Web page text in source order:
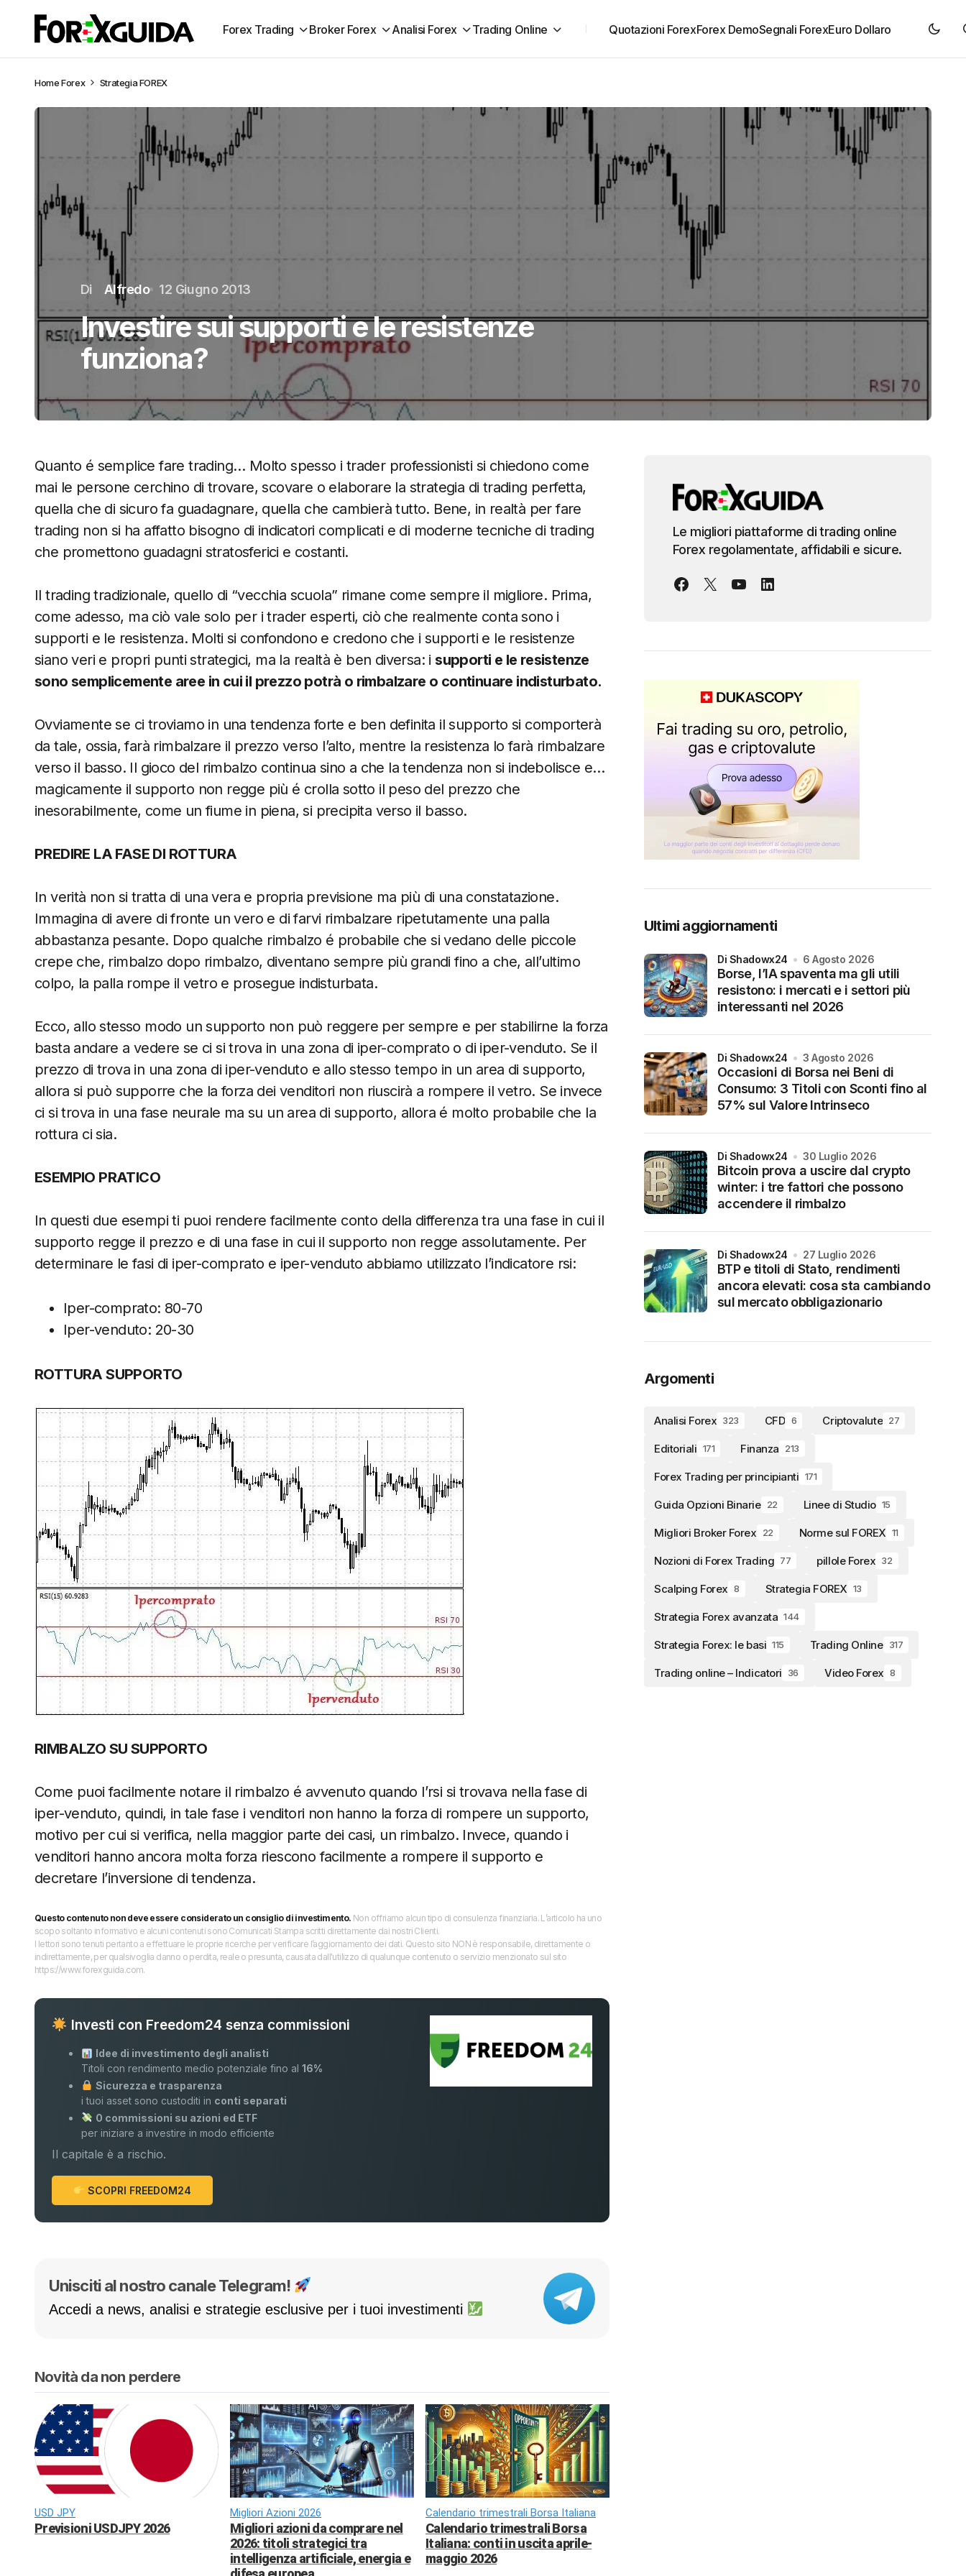
Forex Trading Broker Forex Analisi Forex Trading Online Quotazioni ForexForex DemoSegnali ForexEuro Dollaro
HomeForex Strategia FOREX
Di Alfredo 12 Giugno 2013
Investire sui supporti e le resistenze
funziona?
Quanto é semplice fare trading… Molto spesso i trader professionisti si chiedono come
mai le persone cerchino di trovare, scovare o elaborare la strategia di trading perfetta,
quella che di sicuro fa guadagnare, quella che cambierà tutto. Bene, in realtà per fare
trading non si ha affatto bisogno di indicatori complicati e di moderne tecniche di trading
che promettono guadagni stratosferici e costanti.
Il trading tradizionale, quello di “vecchia scuola” rimane come sempre il migliore. Prima,
come adesso, ma ciò vale solo per i trader esperti, ciò che realmente conta sono i
supporti e le resistenza. Molti si confondono e credono che i supporti e le resistenze
siano veri e propri punti strategici, ma la realtà è ben diversa: i supporti e le resistenze
sono semplicemente aree in cui il prezzo potrà o rimbalzare o continuare indisturbato.
Ovviamente se ci troviamo in una tendenza forte e ben definita il supporto si comporterà
da tale, ossia, farà rimbalzare il prezzo verso l’alto, mentre la resistenza lo farà rimbalzare
verso il basso. Il gioco del rimbalzo continua sino a che la tendenza non si indebolisce e…
magicamente il supporto non regge più é crolla sotto il peso del prezzo che
inesorabilmente, come un fiume in piena, si precipita verso il basso.
PREDIRE LA FASE DI ROTTURA
In verità non si tratta di una vera e propria previsione ma più di una constatazione.
Immagina di avere di fronte un vero e di farvi rimbalzare ripetutamente una palla
abbastanza pesante. Dopo qualche rimbalzo é probabile che si vedano delle piccole
crepe che, rimbalzo dopo rimbalzo, diventano sempre più grandi fino a che, all’ultimo
colpo, la palla rompe il vetro e prosegue indisturbata.
Ecco, allo stesso modo un supporto non può reggere per sempre e per stabilirne la forza
basta andare a vedere se ci si trova in una zona di iper-comprato o di iper-venduto. Se il
prezzo di trova in una zona di iper-venduto e allo stesso tempo in un area di supporto,
allora si può supporre che la forza dei venditori non riuscirà a rompere il vetro. Se invece
ci si trova in una fase neurale ma su un area di supporto, allora é molto probabile che la
rottura ci sia.
ESEMPIO PRATICO
In questi due esempi ti puoi rendere facilmente conto della differenza tra una fase in cui il
supporto regge il prezzo e di una fase in cui il supporto non regge assolutamente. Per
determinare le fasi di iper-comprato e iper-venduto abbiamo utilizzato l’indicatore rsi:
Iper-comprato: 80-70
Iper-venduto: 20-30
ROTTURA SUPPORTO
RIMBALZO SU SUPPORTO
Come puoi facilmente notare il rimbalzo é avvenuto quando l’rsi si trovava nella fase di
iper-venduto, quindi, in tale fase i venditori non hanno la forza di rompere un supporto,
motivo per cui si verifica, nella maggior parte dei casi, un rimbalzo. Invece, quando i
venditori hanno ancora molta forza riescono facilmente a rompere il supporto e
decretare l’inversione di tendenza.
Questo contenuto non deve essere considerato un consiglio di investimento. Non offriamo alcun tipo di consulenza finanziaria. L’articolo ha uno
scopo soltanto informativo e alcuni contenuti sono Comunicati Stampa scritti direttamente dai nostri Clienti.
I lettori sono tenuti pertanto a effettuare le proprie ricerche per verificare l’aggiornamento dei dati. Questo sito NON è responsabile, direttamente o
indirettamente, per qualsivoglia danno o perdita, reale o presunta, causata dall'utilizzo di qualunque contenuto o servizio menzionato sul sito
https://www.forexguida.com.
Investi con Freedom24 senza commissioni
Idee di investimento degli analisti
Titoli con rendimento medio potenziale fino al16%
Sicurezza e trasparenza
i tuoi asset sono custoditi in conti separati
0 commissioni su azioni ed ETF
per iniziare a investire in modo efficiente
Il capitale è a rischio.
SCOPRI FREEDOM24
Unisciti al nostro canale Telegram!
Accedi a news, analisi e strategie esclusive per i tuoi investimenti
Novità da non perdere
USD JPY
Previsioni USDJPY 2026
Migliori Azioni 2026
Migliori azioni da comprare nel
2026: titoli strategici tra
intelligenza artificiale, energia e
Calendario trimestrali Borsa Italiana
Calendario trimestrali Borsa
Italiana: conti in uscita aprile-
maggio 2026
Le migliori piattaforme di trading online
Forex regolamentate, affidabili e sicure.
Ultimi aggiornamenti
Borse, l’IA spaventa ma gli utili
resistono: i mercati e i settori più
interessanti nel 2026
di Shadowx24 6 Agosto 2026
Occasioni di Borsa nei Beni di
Consumo: 3 Titoli con Sconti fino al
57% sul Valore Intrinseco
di Shadowx24 3 Agosto 2026
Bitcoin prova a uscire dal crypto
winter: i tre fattori che possono
accendere il rimbalzo
di Shadowx24 30 Luglio 2026
BTP e titoli di Stato, rendimenti
ancora elevati: cosa sta cambiando
sul mercato obbligazionario
di Shadowx24 27 Luglio 2026
Argomenti
Analisi Forex 323 CFD 6 Criptovalute 27
Editoriali 171 Finanza 213
Forex Trading per principianti 171
Guida Opzioni Binarie 22 Linee di Studio 15
Migliori Broker Forex 22 Norme sul FOREX 11
Nozioni di Forex Trading 77 pillole Forex 32
Scalping Forex 8 Strategia FOREX 13
Strategia Forex avanzata 144
Strategia Forex: le basi 115 Trading Online 317
Trading online – Indicatori 36 Video Forex 8